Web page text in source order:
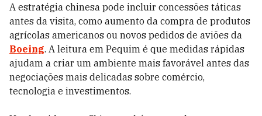
A estratégia chinesa pode incluir concessões táticas
antes da visita, como aumento da compra de produtos
agrícolas americanos ou novos pedidos de aviões da
Boeing. A leitura em Pequim é que medidas rápidas
ajudam a criar um ambiente mais favorável antes das
negociações mais delicadas sobre comércio,
tecnologia e investimentos.